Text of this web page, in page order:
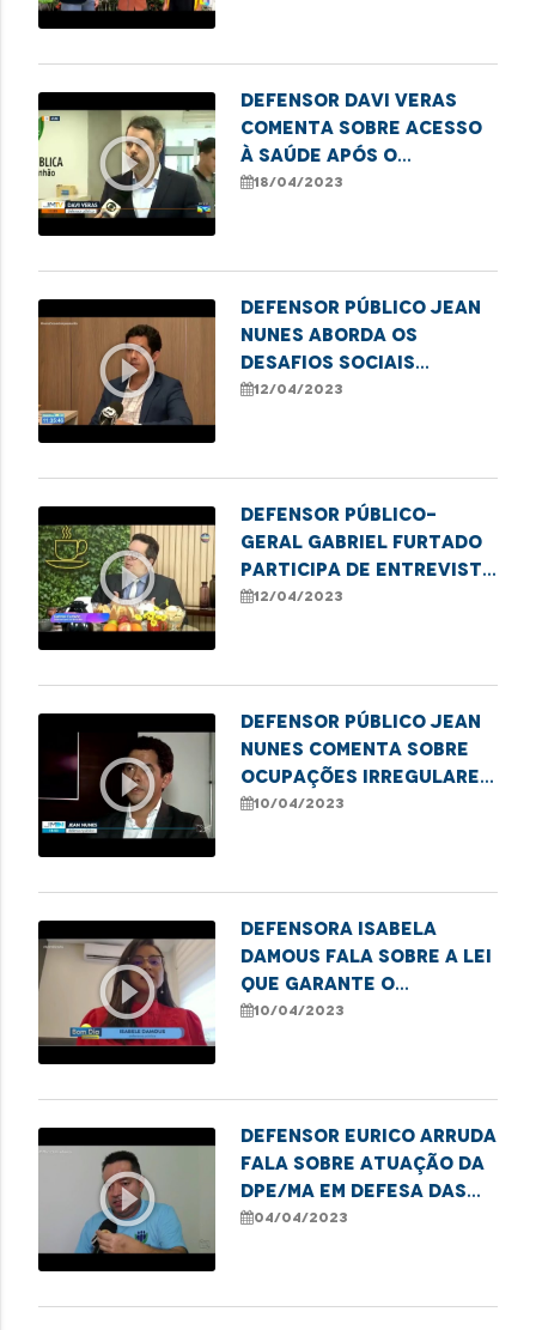
play_circle_outline
Defensor Davi Veras
comenta sobre acesso
à saúde após o
falecimento de bebê
18/04/2023
play_circle_outline
Defensor público Jean
Nunes aborda os
desafios sociais
relacionados à
12/04/2023
play_circle_outline
Defensor público-
geral Gabriel Furtado
participa de entrevista
no programa Café com
12/04/2023
play_circle_outline
Defensor público Jean
Nunes comenta sobre
ocupações irregulares
na capital
10/04/2023
play_circle_outline
Defensora Isabela
Damous fala sobre a lei
que garante o
funcionamento 24h das
10/04/2023
play_circle_outline
Defensor Eurico Arruda
fala sobre atuação da
DPE/MA em defesa das
famílias que vivem da
04/04/2023